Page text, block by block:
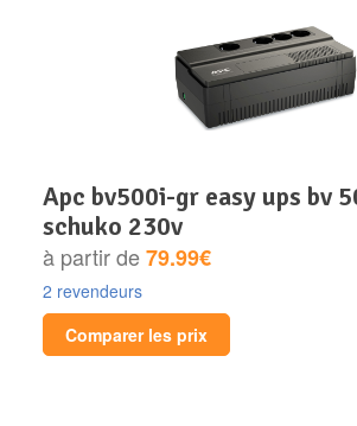
apc bv500i-gr easy ups bv 500va avr
schuko 230v
à partir de79.99€
2 revendeurs
Comparer les prix